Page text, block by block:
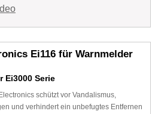
Ei116 für Warnmelder
Ei3000 Serie
schützt vor Vandalismus,
und verhindert ein unbefugtes Entfernen